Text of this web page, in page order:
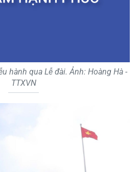
hành qua Lễ đài. Ảnh: Hoàng Hà -
TTXVN